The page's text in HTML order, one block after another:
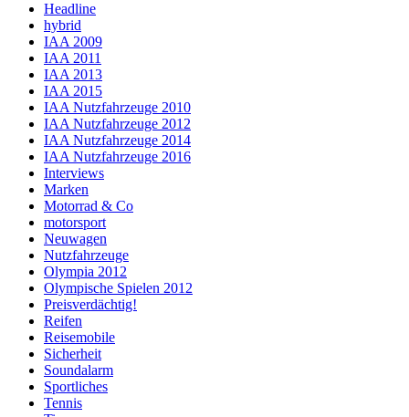
Headline
hybrid
IAA 2009
IAA 2011
IAA 2013
IAA 2015
IAA Nutzfahrzeuge 2010
IAA Nutzfahrzeuge 2012
IAA Nutzfahrzeuge 2014
IAA Nutzfahrzeuge 2016
Interviews
Marken
Motorrad & Co
motorsport
Neuwagen
Nutzfahrzeuge
Olympia 2012
Olympische Spielen 2012
Preisverdächtig!
Reifen
Reisemobile
Sicherheit
Soundalarm
Sportliches
Tennis